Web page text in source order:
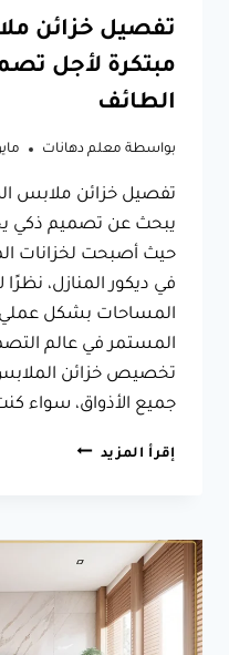
تفصيل خزائن
مبتكرة لأجل
الطائف
بواسطة معلم دهانات مايو
تفصيل خزائن ملابس
يبحث عن تصميم ذكي
حيث أصبحت لخزانات
في ديكور المنازل،
المساحات بشكل عملي
المستمر في عالم
تخصيص خزائن
جميع الأذواق، سواء
إقرأ المزيد تفصيل
حلول
مبتكرة
لأجل
تصميم
خزائن